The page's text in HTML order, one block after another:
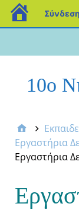
10ο
Εργαστήρια
Εργαστήρια
Σύνδεση